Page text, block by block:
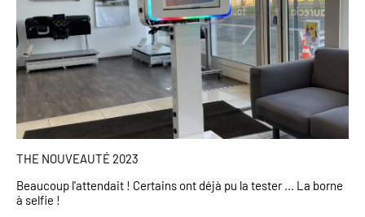
THE NOUVEAUTÉ 2023
Beaucoup l'attendait ! Certains ont déjà pu la tester ... La borne
à selfie !